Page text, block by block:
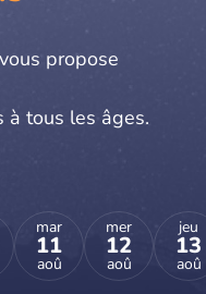
propose
à tous les âges.
mar
11
aoû
mer
12
aoû
jeu
13
aoû